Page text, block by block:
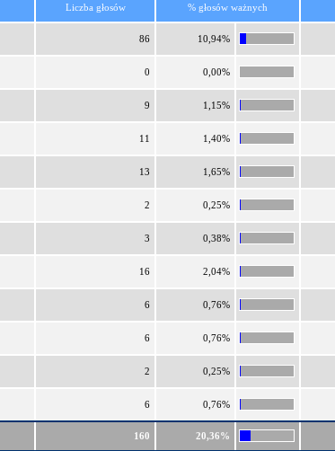
Liczba głosów % głosów ważnych
86 10,94%
0 0,00%
9 1,15%
11 1,40%
13 1,65%
2 0,25%
3 0,38%
16 2,04%
6 0,76%
6 0,76%
2 0,25%
6 0,76%
160 20,36%